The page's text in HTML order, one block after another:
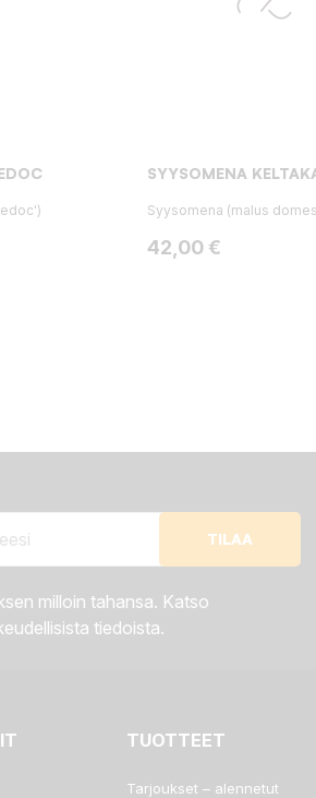
SYYSOMENA
Syysomena (malus
Hinta
42,00 €
milloin tahansa. Katso
tiedoista.
TUOTTEET
Tarjoukset – alennetut